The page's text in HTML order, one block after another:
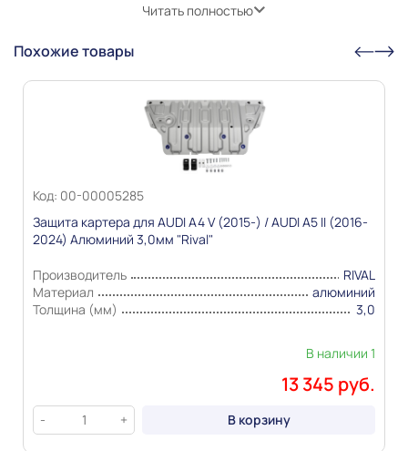
ограждает двигатель от повреждений во время
неровным дорогам или с препятствиями: снег, грязь,
камни. Защита может предотвратить деформацию или
пробитие картера, продлить его жизнь и жизнь
Информация о технических характеристиках,
комплекте поставки, стране изготовления, внешнем
виде и цвете товара носит справочный характер и
основывается на последних доступных к моменту
Читать полностью
Похожие товары
Код: 00-00005285
Защита картера для AUDI A4 V (2015-) / AUDI A5 II (2016-
2024) Алюминий 3,0мм "Rival"
Производитель
RIVAL
Материал
алюминий
Толщина (мм)
3,0
В наличии 1
13 345 руб.
- + В корзину